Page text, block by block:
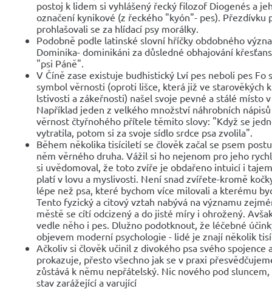
postoj k lidem si vyhlášený řecký filozof Diogenés a
označení kynikové (z řeckého "kyón"- pes). Přezdívku
prohlašovali se za hlídací psy morálky.
Podobně podle latinské slovní hříčky obdobného
Dominika- dominikáni za důsledné obhajování
"psi Páně".
V Číně zase existuje budhistický Lví pes neboli pes Fo
symbol věrnosti (oproti lišce, která již ve starověkých
lstivosti a zákeřnosti) našel svoje pevné a stálé místo
Například jeden z velkého množství náhrobních
věrnost čtyřnohého přítele těmito slovy: "Když se
vytratila, potom si za svoje sídlo srdce psa zvolila".
Během několika tisíciletí se člověk začal se psem
něm věrného druha. Vážil si ho nejenom pro jeho
si uvědomoval, že toto zvíře je obdařeno intuicí i
platí v lovu a myslivosti. Není snad zvířete-kromě
lépe než psa, které bychom více milovali a kterému
Tento fyzický a citový vztah nabývá na významu
městě se cítí odcizený a do jisté míry i ohrožený.
vedle něho i pes. Dlužno podotknout, že léčebné
objevem moderní psychologie - lidé je znají několik
Ačkoliv si člověk učinil z divokého psa svého spojence
prokazuje, přesto všechno jak se v praxi
zůstává k němu nepřátelský. Nic nového pod
stav zarážející a varující